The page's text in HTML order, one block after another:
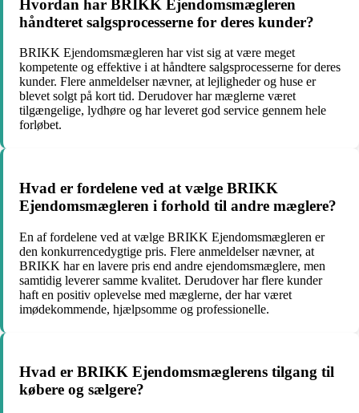
Hvordan har BRIKK Ejendomsmægleren
håndteret salgsprocesserne for deres kunder?
BRIKK Ejendomsmægleren har vist sig at være meget
kompetente og effektive i at håndtere salgsprocesserne for deres
kunder. Flere anmeldelser nævner, at lejligheder og huse er
blevet solgt på kort tid. Derudover har mæglerne været
tilgængelige, lydhøre og har leveret god service gennem hele
forløbet.
Hvad er fordelene ved at vælge BRIKK
Ejendomsmægleren i forhold til andre mæglere?
En af fordelene ved at vælge BRIKK Ejendomsmægleren er
den konkurrencedygtige pris. Flere anmeldelser nævner, at
BRIKK har en lavere pris end andre ejendomsmæglere, men
samtidig leverer samme kvalitet. Derudover har flere kunder
haft en positiv oplevelse med mæglerne, der har været
imødekommende, hjælpsomme og professionelle.
Hvad er BRIKK Ejendomsmæglerens tilgang til
købere og sælgere?